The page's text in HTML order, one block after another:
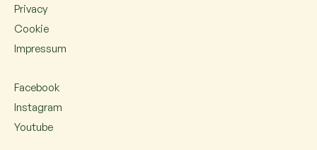
Privacy
Cookie
Impressum
Facebook
Instagram
Youtube